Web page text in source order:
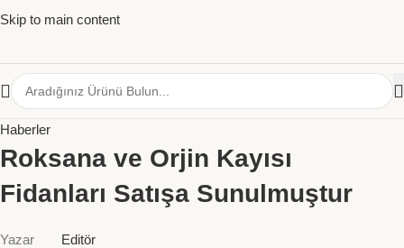
Skip to main content
Haberler
Roksana ve Orjin Kayısı
Fidanları Satışa Sunulmuştur
Yazar
Editör